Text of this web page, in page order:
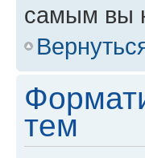
самым вы
тем